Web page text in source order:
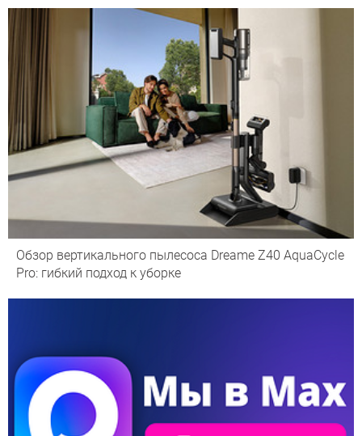
Обзор вертикального пылесоса Dreame Z40 AquaCycle
Pro: гибкий подход к уборке